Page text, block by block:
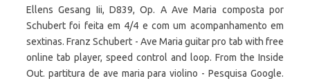
Ellens Gesang Iii, D839, Op. A Ave Maria composta por
Schubert foi feita em 4/4 e com um acompanhamento em
sextinas. Franz Schubert - Ave Maria guitar pro tab with free
online tab player, speed control and loop. From the Inside
Out. partitura de ave maria para violino - Pesquisa Google.